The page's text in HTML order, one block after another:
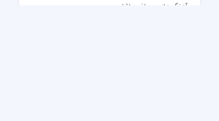
آهنگ های مصطفی پاشایی